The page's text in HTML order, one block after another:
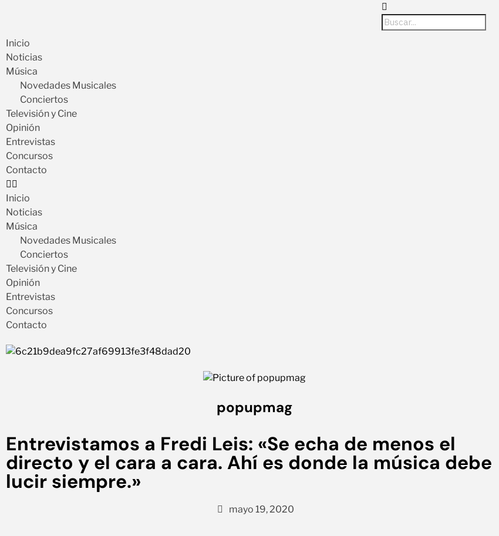
Inicio
Noticias
Música
Novedades Musicales
Conciertos
Televisión y Cine
Opinión
Entrevistas
Concursos
Contacto
Inicio
Noticias
Música
Novedades Musicales
Conciertos
Televisión y Cine
Opinión
Entrevistas
Concursos
Contacto
popupmag
Entrevistamos a Fredi Leis: «Se echa de menos el
directo y el cara a cara. Ahí es donde la música debe
lucir siempre.»
mayo 19, 2020